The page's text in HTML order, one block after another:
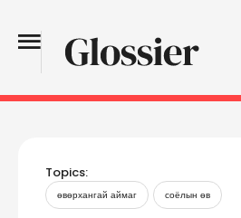
Topics:
өвөрхангай аймаг соёлын өв